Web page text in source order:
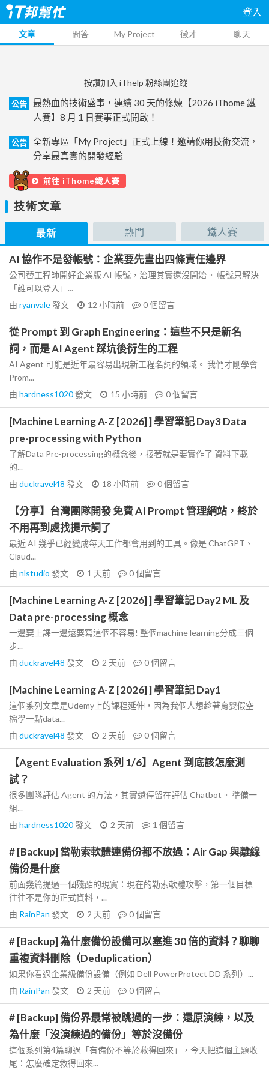
登入
文章 問答 My Project 徵才 聊天
按讚加入 iThelp 粉絲團追蹤
公告
最熱血的技術盛事，連續 30 天的修煉【2026 iThome 鐵
人賽】8 月 1 日賽事正式開啟！
公告
全新專區「My Project」正式上線！邀請你用技術交流，
分享最真實的開發經驗
前往 iThome鐵人賽
技術文章
最新 熱門 鐵人賽
AI 協作不是發帳號：企業要先畫出四條責任邊界
公司替工程師開好企業版 AI 帳號，治理其實還沒開始。 帳號只解決
「誰可以登入」...
由 ryanvale發文 12 小時前 0個留言
從 Prompt 到 Graph Engineering：這些不只是新名
詞，而是 AI Agent 踩坑後衍生的工程
AI Agent 可能是近年最容易出現新工程名詞的領域。 我們才剛學會
Prom...
由 hardness1020發文 15 小時前 0個留言
[Machine Learning A-Z [2026] ] 學習筆記 Day3 Data
pre-processing with Python
了解Data Pre-processing的概念後，接著就是要實作了 資料下載
的...
由 duckravel48 發文 18 小時前 0個留言
【分享】台灣團隊開發 免費 AI Prompt 管理網站，終於
不用再到處找提示詞了
最近 AI 幾乎已經變成每天工作都會用到的工具。像是 ChatGPT、
Claud...
由 nlstudio 發文 1 天前 0個留言
[Machine Learning A-Z [2026] ] 學習筆記 Day2 ML 及
Data pre-processing 概念
一邊要上課一邊還要寫這個不容易! 整個machine learning分成三個
步...
由 duckravel48 發文 2 天前 0個留言
[Machine Learning A-Z [2026] ] 學習筆記 Day1
這個系列文章是Udemy上的課程延伸，因為我個人想趁著育嬰假空
檔學一點data...
由 duckravel48 發文 2 天前 0個留言
【Agent Evaluation 系列 1/6】Agent 到底該怎麼測
試？
很多團隊評估 Agent 的方法，其實還停留在評估 Chatbot。 準備一
組...
由 hardness1020發文 2 天前 1 個留言
# [Backup] 當勒索軟體連備份都不放過：Air Gap 與離線
備份是什麼
前面幾篇提過一個殘酷的現實：現在的勒索軟體攻擊，第一個目標
往往不是你的正式資料，...
由 RainPan 發文 2 天前 0個留言
# [Backup] 為什麼備份設備可以塞進 30 倍的資料？聊聊
重複資料刪除（Deduplication）
如果你看過企業級備份設備（例如 Dell PowerProtect DD 系列）...
由 RainPan 發文 2 天前 0個留言
# [Backup] 備份界最常被跳過的一步：還原演練，以及
為什麼「沒演練過的備份」等於沒備份
這個系列第4篇聊過「有備份不等於救得回來」，今天把這個主題收
尾：怎麼確定救得回來...